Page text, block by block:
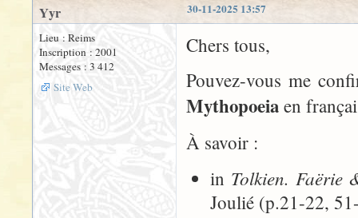
30-11-2025 13:57
Yyr
Lieu : Reims
Inscription : 2001
Messages : 3 412
Site Web
Chers tous,
Pouvez-vous me
Mythopoeia en
À savoir :
in Tolkien. Faërie
Joulié (p.21-22,